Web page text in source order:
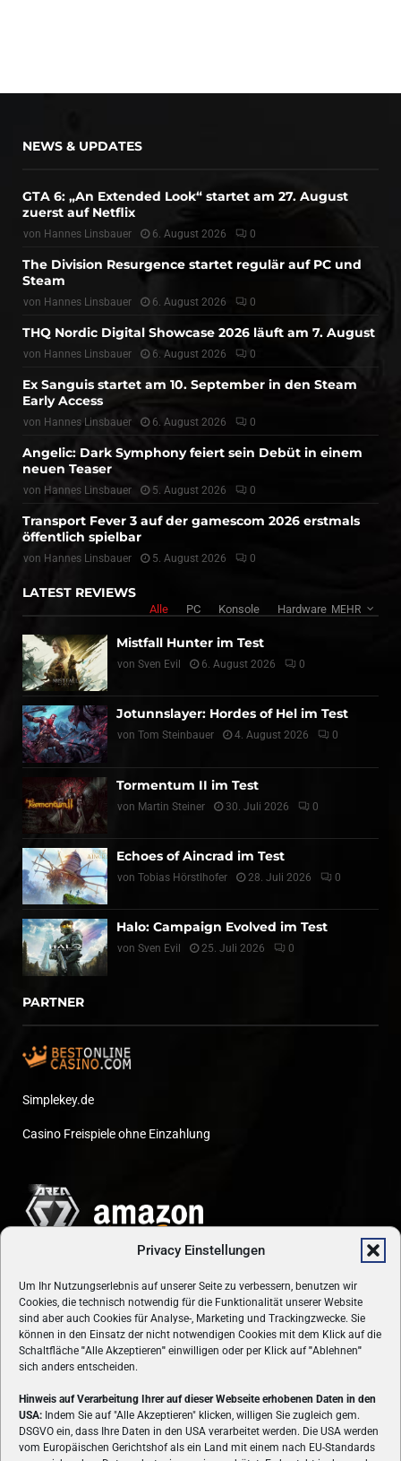
Privacy Einstellungen
Um Ihr Nutzungserlebnis auf unserer Seite zu verbessern, benutzen wir
Cookies, die technisch notwendig für die Funktionalität unserer Website
sind aber auch Cookies für Analyse-, Marketing und Trackingzwecke. Sie
können in den Einsatz der nicht notwendigen Cookies mit dem Klick auf die
Schaltfläche "Alle Akzeptieren" einwilligen oder per Klick auf"Ablehnen"
sich anders entscheiden.
Hinweis auf Verarbeitung Ihrer auf dieser Webseite erhobenen Daten in den
USA: Indem Sie auf "Alle Akzeptieren" klicken, willigen Sie zugleich gem.
DSGVO ein, dass Ihre Daten in den USA verarbeitet werden. Die USA werden
vom Europäischen Gerichtshof als ein Land mit einem nach EU-Standards
NEWS & UPDATES
GTA 6: „An Extended Look“ startet am 27. August
zuerst auf Netflix
von Hannes Linsbauer 6. August 2026 0
The Division Resurgence startet regulär auf PC und
Steam
von Hannes Linsbauer 6. August 2026 0
THQ Nordic Digital Showcase 2026 läuft am 7. August
von Hannes Linsbauer 6. August 2026 0
Ex Sanguis startet am 10. September in den Steam
Early Access
von Hannes Linsbauer 6. August 2026 0
Angelic: Dark Symphony feiert sein Debüt in einem
neuen Teaser
von Hannes Linsbauer 5. August 2026 0
Transport Fever 3 auf der gamescom 2026 erstmals
öffentlich spielbar
von Hannes Linsbauer 5. August 2026 0
LATEST REVIEWS
Alle PC Konsole Hardware MEHR
Mistfall Hunter im Test
von Sven Evil 6. August 2026 0
Jotunnslayer: Hordes of Hel im Test
von Tom Steinbauer 4. August 2026 0
Tormentum II im Test
von Martin Steiner 30. Juli 2026 0
Echoes of Aincrad im Test
von Tobias Hörstlhofer 28. Juli 2026 0
Halo: Campaign Evolved im Test
von Sven Evil 25. Juli 2026 0
PARTNER
Simplekey.de
Casino Freispiele ohne Einzahlung
ÜBER UNS
VON GAMERN, FÜR GAMER! Gamers.at ist das älteste Online-